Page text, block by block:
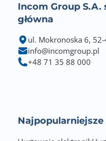
Incom Group S.A.
główna
ul. Mokronoska 6, 52-
info@incomgroup.pl
+48 71 35 88 000
Najpopularniejsze